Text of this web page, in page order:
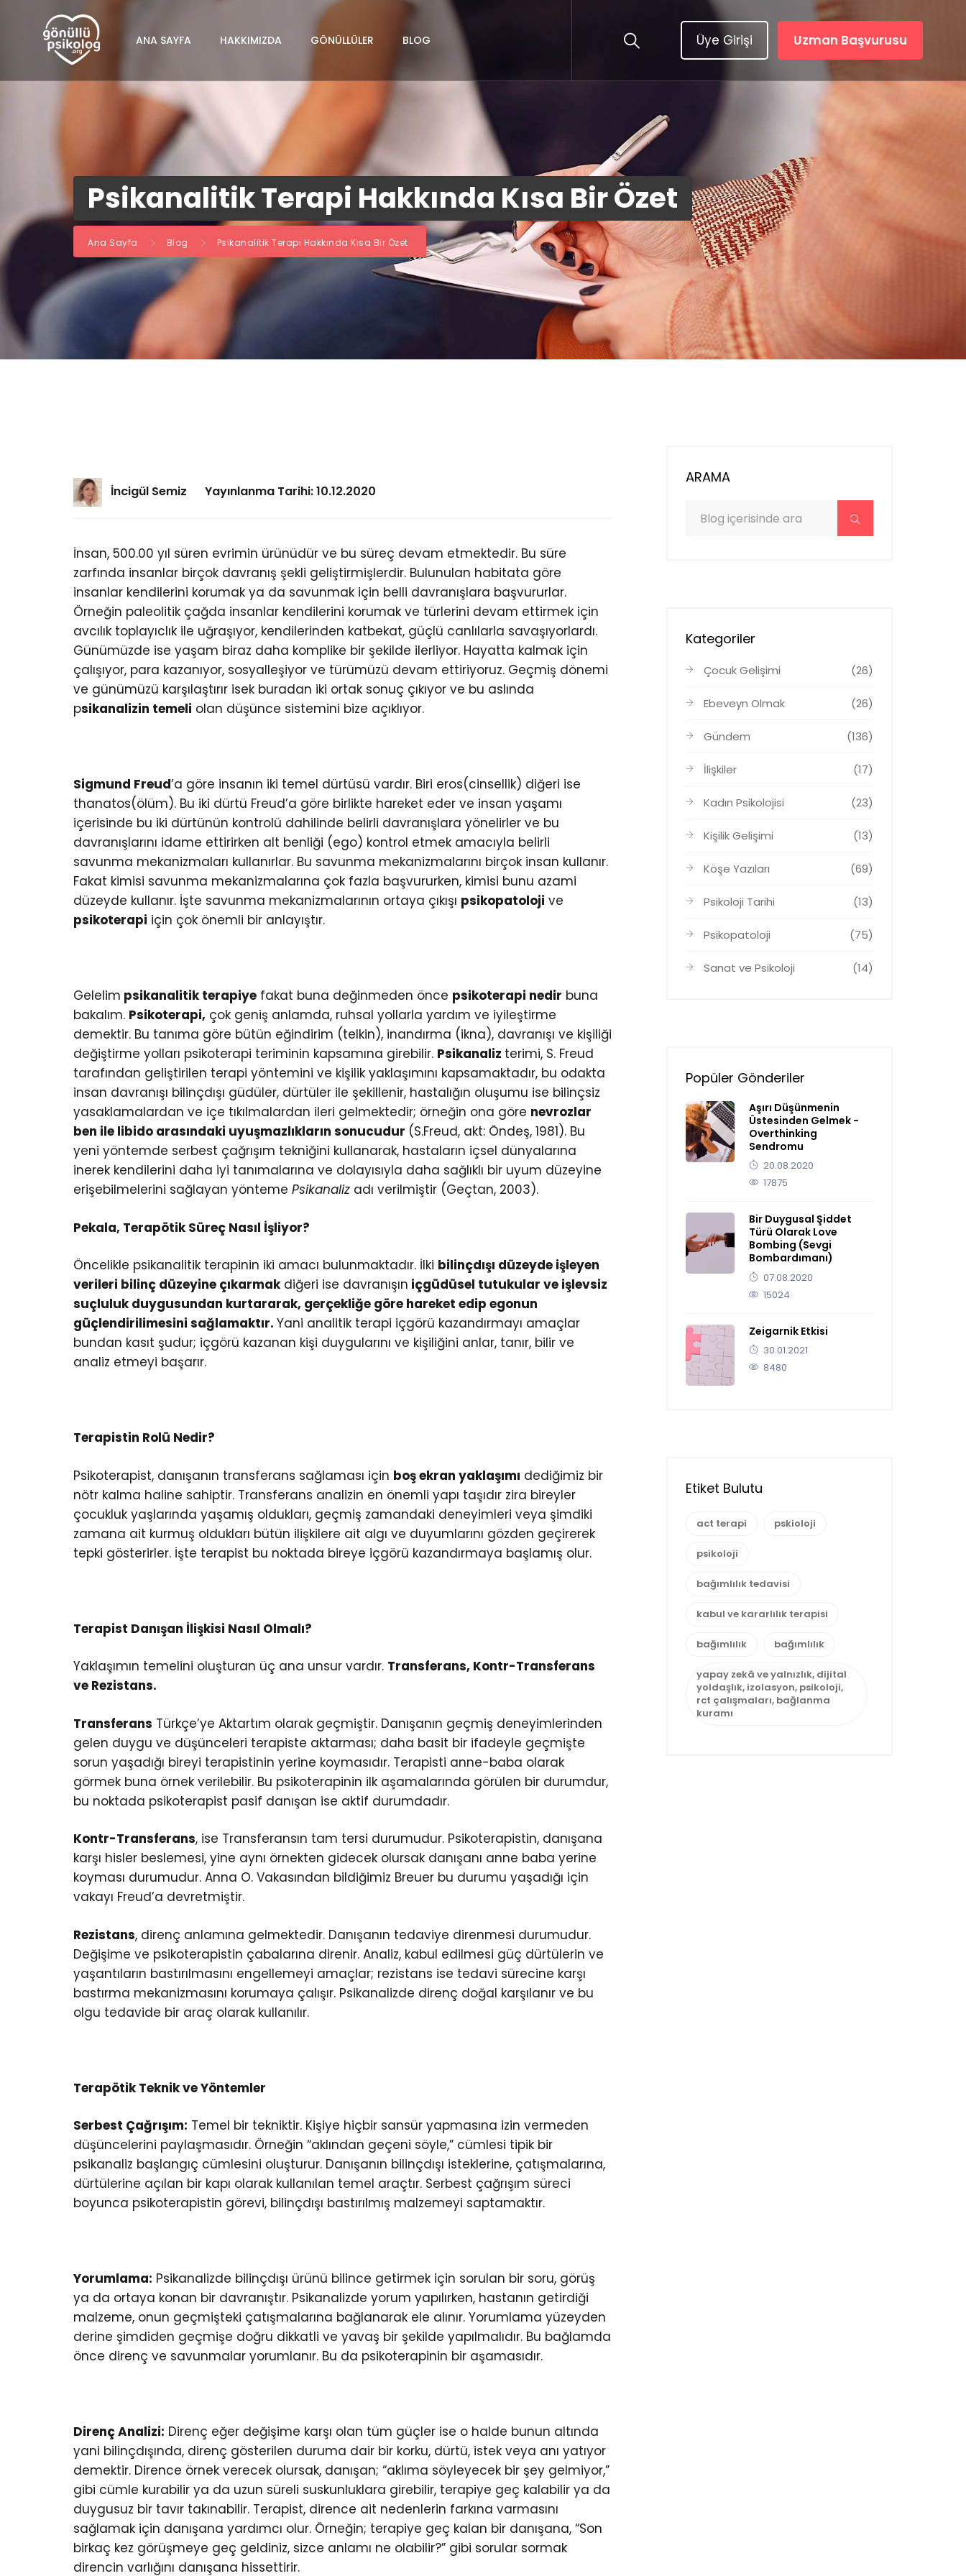
ANA SAYFA HAKKIMIZDA GÖNÜLLÜLER BLOG Üye Girişi Uzman Başvurusu
Psikanalitik Terapi Hakkında Kısa Bir Özet
Ana Sayfa Blog Psikanalitik Terapi Hakkında Kısa Bir Özet
İncigül Semiz Yayınlanma Tarihi: 10.12.2020
İnsan, 500.00 yıl süren evrimin ürünüdür ve bu süreç devam etmektedir. Bu süre
zarfında insanlar birçok davranış şekli geliştirmişlerdir. Bulunulan habitata göre
insanlar kendilerini korumak ya da savunmak için belli davranışlara başvururlar.
Örneğin paleolitik çağda insanlar kendilerini korumak ve türlerini devam ettirmek için
avcılık toplayıclık ile uğraşıyor, kendilerinden katbekat, güçlü canlılarla savaşıyorlardı.
Günümüzde ise yaşam biraz daha komplike bir şekilde ilerliyor. Hayatta kalmak için
çalışıyor, para kazanıyor, sosyalleşiyor ve türümüzü devam ettiriyoruz. Geçmiş dönemi
ve günümüzü karşılaştırır isek buradan iki ortak sonuç çıkıyor ve bu aslında
psikanalizin temeli olan düşünce sistemini bize açıklıyor.
Sigmund Freud’a göre insanın iki temel dürtüsü vardır. Biri eros(cinsellik) diğeri ise
thanatos(ölüm). Bu iki dürtü Freud’a göre birlikte hareket eder ve insan yaşamı
içerisinde bu iki dürtünün kontrolü dahilinde belirli davranışlara yönelirler ve bu
davranışlarını idame ettirirken alt benliği (ego) kontrol etmek amacıyla belirli
savunma mekanizmaları kullanırlar. Bu savunma mekanizmalarını birçok insan kullanır.
Fakat kimisi savunma mekanizmalarına çok fazla başvururken, kimisi bunu azami
düzeyde kullanır. İşte savunma mekanizmalarının ortaya çıkışı psikopatoloji ve
psikoterapi için çok önemli bir anlayıştır.
Gelelim psikanalitik terapiye fakat buna değinmeden önce psikoterapi nedir buna
bakalım. Psikoterapi, çok geniş anlamda, ruhsal yollarla yardım ve iyileştirme
demektir. Bu tanıma göre bütün eğindirim (telkin), inandırma (ikna), davranışı ve kişiliği
değiştirme yolları psikoterapi teriminin kapsamına girebilir. Psikanaliz terimi, S. Freud
tarafından geliştirilen terapi yöntemini ve kişilik yaklaşımını kapsamaktadır, bu odakta
insan davranışı bilinçdışı güdüler, dürtüler ile şekillenir, hastalığın oluşumu ise bilinçsiz
yasaklamalardan ve içe tıkılmalardan ileri gelmektedir; örneğin ona göre nevrozlar
ben ile libido arasındaki uyuşmazlıkların sonucudur (S.Freud, akt: Öndeş, 1981). Bu
yeni yöntemde serbest çağrışım tekniğini kullanarak, hastaların içsel dünyalarına
inerek kendilerini daha iyi tanımalarına ve dolayısıyla daha sağlıklı bir uyum düzeyine
erişebilmelerini sağlayan yönteme Psikanaliz adı verilmiştir (Geçtan, 2003).
Pekala, Terapötik Süreç Nasıl İşliyor?
Öncelikle psikanalitik terapinin iki amacı bulunmaktadır. İlki bilinçdışı düzeyde işleyen
verileri bilinç düzeyine çıkarmakdiğeri ise davranışın içgüdüsel tutukular ve işlevsiz
suçluluk duygusundan kurtararak, gerçekliğe göre hareket edip egonun
güçlendirilimesini sağlamaktır. Yani analitik terapi içgörü kazandırmayı amaçlar
bundan kasıt şudur; içgörü kazanan kişi duygularını ve kişiliğini anlar, tanır, bilir ve
analiz etmeyi başarır.
Terapistin Rolü Nedir?
Psikoterapist, danışanın transferans sağlaması için boş ekran yaklaşımı dediğimiz bir
nötr kalma haline sahiptir. Transferans analizin en önemli yapı taşıdır zira bireyler
çocukluk yaşlarında yaşamış oldukları, geçmiş zamandaki deneyimleri veya şimdiki
zamana ait kurmuş oldukları bütün ilişkilere ait algı ve duyumlarını gözden geçirerek
tepki gösterirler. İşte terapist bu noktada bireye içgörü kazandırmaya başlamış olur.
Terapist Danışan İlişkisi Nasıl Olmalı?
Yaklaşımın temelini oluşturan üç ana unsur vardır. Transferans, Kontr-Transferans
ve Rezistans.
Transferans Türkçe’ye Aktartım olarak geçmiştir. Danışanın geçmiş deneyimlerinden
gelen duygu ve düşünceleri terapiste aktarması; daha basit bir ifadeyle geçmişte
sorun yaşadığı bireyi terapistinin yerine koymasıdır. Terapisti anne-baba olarak
görmek buna örnek verilebilir. Bu psikoterapinin ilk aşamalarında görülen bir durumdur,
bu noktada psikoterapist pasif danışan ise aktif durumdadır.
Kontr-Transferans, ise Transferansın tam tersi durumudur. Psikoterapistin, danışana
karşı hisler beslemesi, yine aynı örnekten gidecek olursak danışanı anne baba yerine
koyması durumudur. Anna O. Vakasından bildiğimiz Breuer bu durumu yaşadığı için
vakayı Freud’a devretmiştir.
Rezistans, direnç anlamına gelmektedir. Danışanın tedaviye direnmesi durumudur.
Değişime ve psikoterapistin çabalarına direnir. Analiz, kabul edilmesi güç dürtülerin ve
yaşantıların bastırılmasını engellemeyi amaçlar; rezistans ise tedavi sürecine karşı
bastırma mekanizmasını korumaya çalışır. Psikanalizde direnç doğal karşılanır ve bu
olgu tedavide bir araç olarak kullanılır.
Terapötik Teknik ve Yöntemler
Serbest Çağrışım: Temel bir tekniktir. Kişiye hiçbir sansür yapmasına izin vermeden
düşüncelerini paylaşmasıdır. Örneğin “aklından geçeni söyle,” cümlesi tipik bir
psikanaliz başlangıç cümlesini oluşturur. Danışanın bilinçdışı isteklerine, çatışmalarına,
dürtülerine açılan bir kapı olarak kullanılan temel araçtır. Serbest çağrışım süreci
boyunca psikoterapistin görevi, bilinçdışı bastırılmış malzemeyi saptamaktır.
Yorumlama: Psikanalizde bilinçdışı ürünü bilince getirmek için sorulan bir soru, görüş
ya da ortaya konan bir davranıştır. Psikanalizde yorum yapılırken, hastanın getirdiği
malzeme, onun geçmişteki çatışmalarına bağlanarak ele alınır. Yorumlama yüzeyden
derine şimdiden geçmişe doğru dikkatli ve yavaş bir şekilde yapılmalıdır. Bu bağlamda
önce direnç ve savunmalar yorumlanır. Bu da psikoterapinin bir aşamasıdır.
Direnç Analizi: Direnç eğer değişime karşı olan tüm güçler ise o halde bunun altında
yani bilinçdışında, direnç gösterilen duruma dair bir korku, dürtü, istek veya anı yatıyor
demektir. Dirence örnek verecek olursak, danışan; “aklıma söyleyecek bir şey gelmiyor,”
gibi cümle kurabilir ya da uzun süreli suskunluklara girebilir, terapiye geç kalabilir ya da
duygusuz bir tavır takınabilir. Terapist, dirence ait nedenlerin farkına varmasını
sağlamak için danışana yardımcı olur. Örneğin; terapiye geç kalan bir danışana, “Son
birkaç kez görüşmeye geç geldiniz, sizce anlamı ne olabilir?” gibi sorular sormak
direncin varlığını danışana hissettirir.
ARAMA
Kategoriler
Çocuk Gelişimi (26)
Ebeveyn Olmak (26)
Gündem (136)
İlişkiler (17)
Kadın Psikolojisi (23)
Kişilik Gelişimi (13)
Köşe Yazıları (69)
Psikoloji Tarihi (13)
Psikopatoloji (75)
Sanat ve Psikoloji (14)
Popüler Gönderiler
Aşırı Düşünmenin
Üstesinden Gelmek -
Overthinking
Sendromu
20.08.2020
17875
Bir Duygusal Şiddet
Türü Olarak Love
Bombing (Sevgi
Bombardımanı)
07.08.2020
15024
Zeigarnik Etkisi
30.01.2021
8480
Etiket Bulutu
act terapi pskioloji
psikoloji
bağımlılık tedavisi
kabul ve kararlılık terapisi
bağımlılık bağımlılık
yapay zekâ ve yalnızlık, dijital
yoldaşlık, izolasyon, psikoloji,
rct çalışmaları, bağlanma
kuramı